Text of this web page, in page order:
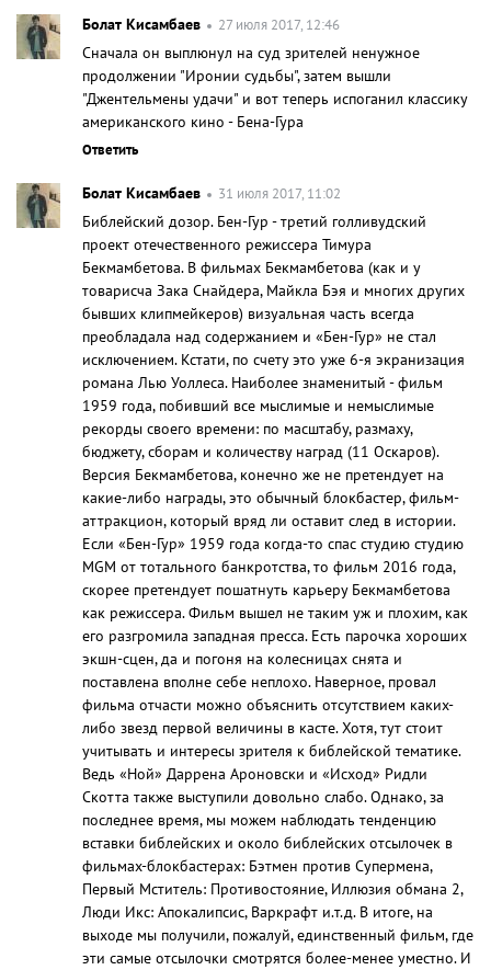
Болат Кисамбаев 27 июля 2017, 12:46
Сначала он выплюнул на суд зрителей ненужное
продолжении "Иронии судьбы", затем вышли
"Джентельмены удачи" и вот теперь испоганил классику
американского кино - Бена-Гура
Ответить
Болат Кисамбаев 31 июля 2017, 11:02
Библейский дозор. Бен-Гур - третий голливудский
проект отечественного режиссера Тимура
Бекмамбетова. В фильмах Бекмамбетова (как и у
товарисча Зака Снайдера, Майкла Бэя и многих других
бывших клипмейкеров) визуальная часть всегда
преобладала над содержанием и «Бен-Гур» не стал
исключением. Кстати, по счету это уже 6-я экранизация
романа Лью Уоллеса. Наиболее знаменитый - фильм
1959 года, побивший все мыслимые и немыслимые
рекорды своего времени: по масштабу, размаху,
бюджету, сборам и количеству наград (11 Оскаров).
Версия Бекмамбетова, конечно же не претендует на
какие-либо награды, это обычный блокбастер, фильм-
аттракцион, который вряд ли оставит след в истории.
Если «Бен-Гур» 1959 года когда-то спас студию студию
MGM от тотального банкротства, то фильм 2016 года,
скорее претендует пошатнуть карьеру Бекмамбетова
как режиссера. Фильм вышел не таким уж и плохим, как
его разгромила западная пресса. Есть парочка хороших
экшн-сцен, да и погоня на колесницах снята и
поставлена вполне себе неплохо. Наверное, провал
фильма отчасти можно объяснить отсутствием каких-
либо звезд первой величины в касте. Хотя, тут стоит
учитывать и интересы зрителя к библейской тематике.
Ведь «Ной» Даррена Ароновски и «Исход» Ридли
Скотта также выступили довольно слабо. Однако, за
последнее время, мы можем наблюдать тенденцию
вставки библейских и около библейских отсылочек в
фильмах-блокбастерах: Бэтмен против Супермена,
Первый Мститель: Противостояние, Иллюзия обмана 2,
Люди Икс: Апокалипсис, Варкрафт и.т.д. В итоге, на
выходе мы получили, пожалуй, единственный фильм, где
эти самые отсылочки смотрятся более-менее уместно. И